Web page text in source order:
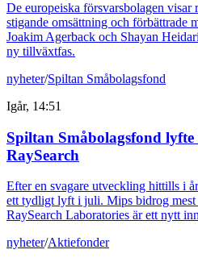
De europeiska försvarsbolagen visar
stigande omsättning och förbättrade
Joakim Agerback och Shayan
ny tillväxtfas.
nyheter/Spiltan Småbolagsfond
Igår, 14:51
Spiltan Småbolagsfond
RaySearch
Efter en svagare utveckling hittills i
ett tydligt lyft i juli. Mips bidrog mest
RaySearch Laboratories är ett nytt
nyheter/Aktiefonder